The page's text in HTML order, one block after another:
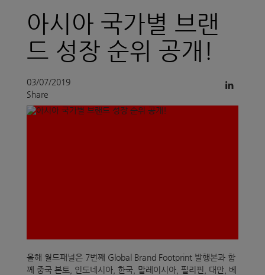
아시아 국가별 브랜
드 성장 순위 공개!
03/07/2019
Share
올해 월드패널은 7번째 Global Brand Footprint 발행본과 함
께 중국 본토, 인도네시아, 한국, 말레이시아, 필리핀, 대만, 베